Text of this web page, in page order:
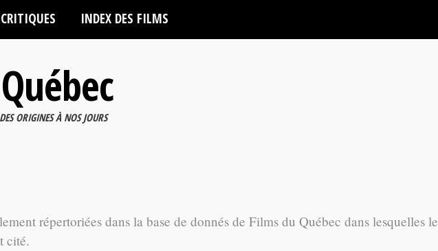
CRITIQUES INDEX DES FILMS
ORIGINES À NOS JOURS
répertoriées dans la base de donnés de Films du Québec dans lesquelles le
cité.